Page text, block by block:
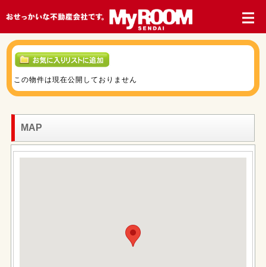
この物件は現在公開しておりません
MAP